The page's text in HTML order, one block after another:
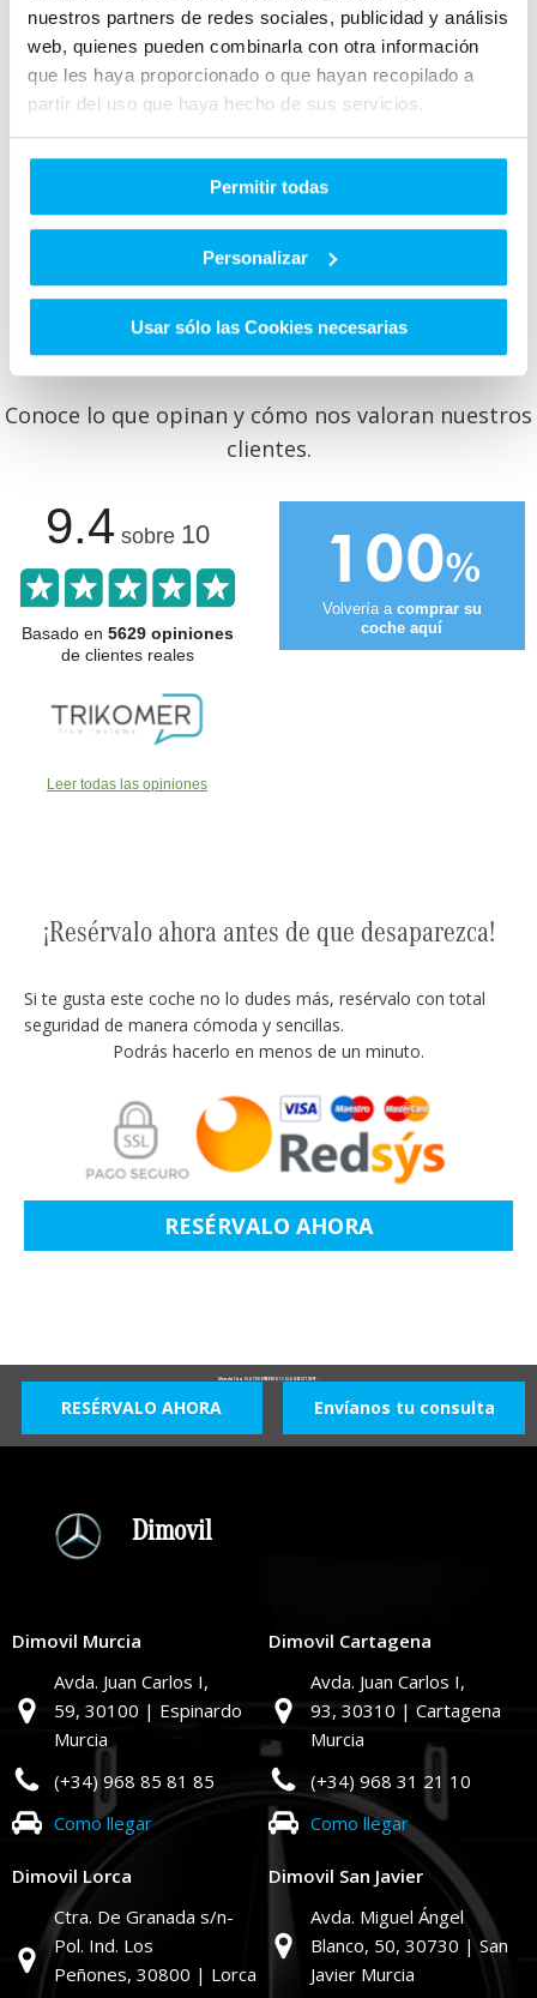
nuestros partners de redes sociales, publicidad y análisis
web, quienes pueden combinarla con otra información
que les haya proporcionado o que hayan recopilado a
partir del uso que haya hecho de sus servicios.
Permitir todas
Personalizar
Usar sólo las Cookies necesarias
2.9 L/100
154 CO2
EMISIONES
Otros clientes que ya compraron en Dimovil te
cuentan cómo les fue.
Conoce lo que opinan y cómo nos valoran nuestros
clientes.
9.4sobre 10
Basado en 5629 opiniones
de clientes reales
Leer todas las opiniones
100%
Volvería a comprar su
coche aquí
¡Resérvalo ahora antes de que desaparezca!
Si te gusta este coche no lo dudes más, resérvalo con total
seguridad de manera cómoda y sencillas.
Podrás hacerlo en menos de un minuto.
RESÉRVALO AHORA
Mercedes Clase GLA TODOTERRENO 1.3 GLA 250 E DCT 218 5P -
RESÉRVALO AHORA Envíanos tu consulta
Dimovil
Dimovil Murcia
Avda. Juan Carlos I,
59, 30100 | Espinardo
Murcia
(+34) 968 85 81 85
Como llegar
Dimovil Cartagena
Avda. Juan Carlos I,
93, 30310 | Cartagena
Murcia
(+34) 968 31 21 10
Como llegar
Dimovil Lorca
Ctra. De Granada s/n-
Pol. Ind. Los
Peñones, 30800 | Lorca
Dimovil San Javier
Avda. Miguel Ángel
Blanco, 50, 30730 | San
Javier Murcia